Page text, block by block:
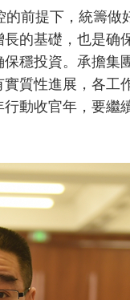
前提下，統籌做
的基礎，也是确
穩投資。承擔集
質性進展，各工
動收官年，要繼